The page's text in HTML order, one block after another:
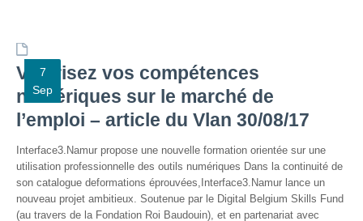
7
Sep
Valorisez vos compétences
numériques sur le marché de
l’emploi – article du Vlan 30/08/17
Interface3.Namur propose une nouvelle formation orientée sur une
utilisation professionnelle des outils numériques Dans la continuité de
son catalogue deformations éprouvées,Interface3.Namur lance un
nouveau projet ambitieux. Soutenue par le Digital Belgium Skills Fund
(au travers de la Fondation Roi Baudouin), et en partenariat avec
CRACCS
en jeu !
Les clés
sont en
Algo’bulles
– Sur les
traces du
Colibri